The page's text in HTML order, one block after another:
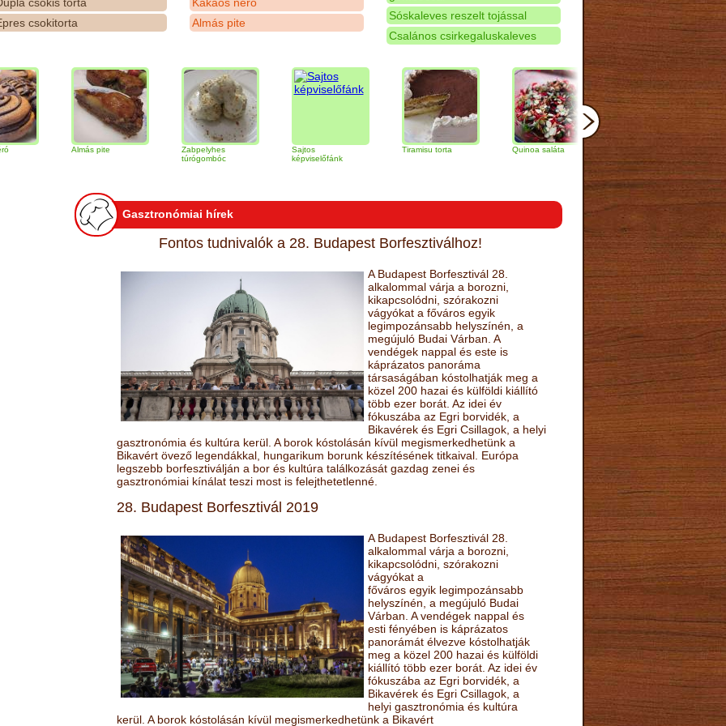
csokitorta
Almás pite
Sóskaleves reszelt tojással
Csalános csirkegaluskaleves
Almás pite
Zabpelyhes
túrógombóc
képviselőfánk
Tiramisu torta Quinoa saláta Mandulás kifli
Gasztronómiai hírek
Fontos tudnivalók a 28. Budapest Borfesztiválhoz!
A Budapest Borfesztivál 28.
alkalommal várja a borozni,
kikapcsolódni, szórakozni
vágyókat a főváros egyik
legimpozánsabb helyszínén, a
megújuló Budai Várban. A
vendégek nappal és este is
káprázatos panoráma
társaságában kóstolhatják meg a
közel 200 hazai és külföldi kiállító
több ezer borát. Az idei év
fókuszába az Egri borvidék, a
Bikavérek és Egri Csillagok, a helyi
gasztronómia és kultúra kerül. A borok kóstolásán kívül megismerkedhetünk a
Bikavért övező legendákkal, hungarikum borunk készítésének titkaival. Európa
legszebb borfesztiválján a bor és kultúra találkozását gazdag zenei és
gasztronómiai kínálat teszi most is felejthetetlenné.
28. Budapest Borfesztivál 2019
A Budapest Borfesztivál 28.
alkalommal várja a borozni,
kikapcsolódni, szórakozni
vágyókat a
főváros egyik legimpozánsabb
helyszínén, a megújuló Budai
Várban. A vendégek nappal és
esti fényében is káprázatos
panorámát élvezve kóstolhatják
meg a közel 200 hazai és külföldi
kiállító több ezer borát. Az idei év
fókuszába az Egri borvidék, a
Bikavérek és Egri Csillagok, a
helyi gasztronómia és kultúra
kerül. A borok kóstolásán kívül megismerkedhetünk a Bikavért